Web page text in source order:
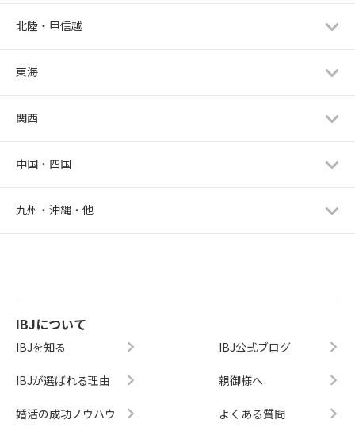
北陸・甲信越
東海
関西
中国・四国
九州・沖縄・他
IBJについて
IBJを知る
IBJが選ばれる理由
婚活の成功ノウハウ
IBJ公式ブログ
親御様へ
よくある質問